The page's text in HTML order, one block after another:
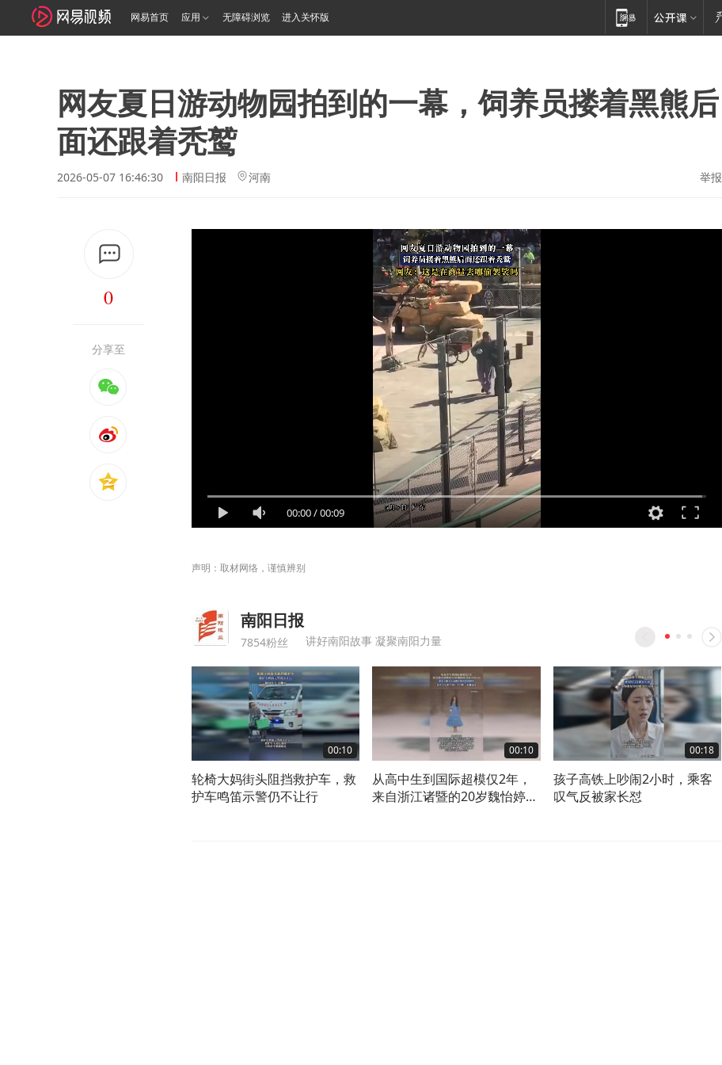
网易首页 应用 无障碍浏览 进入关怀版
网友夏日游动物园拍到的一幕，饲养员搂着黑熊后
面还跟着秃鹫
2026-05-07 16:46:30 南阳日报 河南 举报
0
分享至
00:00/00:09
声明：取材网络，谨慎辨别
南阳日报
7854粉丝 讲好南阳故事 凝聚南阳力量
00:10
轮椅大妈街头阻挡救护车，救
护车鸣笛示警仍不让行
00:10
从高中生到国际超模仅2年，
来自浙江诸暨的20岁魏怡婷身
00:18
孩子高铁上吵闹2小时，乘客
叹气反被家长怼